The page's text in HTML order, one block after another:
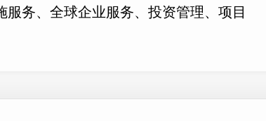
务、全球企业服务、投资管理、项目